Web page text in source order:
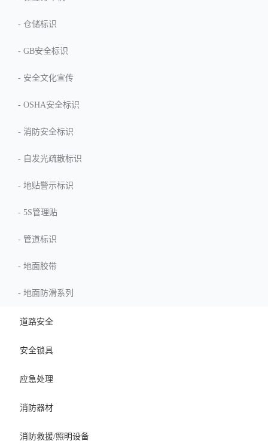
- 仓储标识
- GB安全标识
- 安全文化宣传
- OSHA安全标识
- 消防安全标识
- 自发光疏散标识
- 地贴警示标识
- 5S管理贴
- 管道标识
- 地面胶带
- 地面防滑系列
道路安全
安全锁具
应急处理
消防器材
消防救援/照明设备